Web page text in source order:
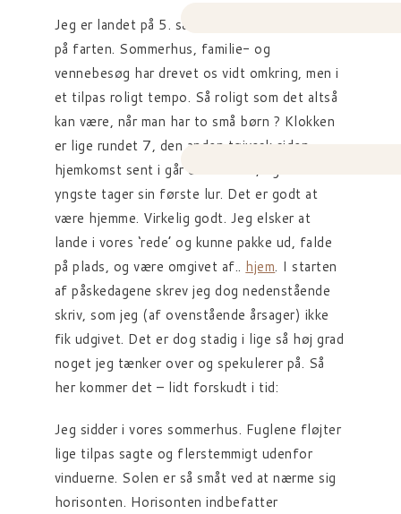
Jeg er landet på 5. sal igen efter en lille uge
på farten. Sommerhus, familie- og
vennebesøg har drevet os vidt omkring, men i
et tilpas roligt tempo. Så roligt som det altså
kan være, når man har to små børn ? Klokken
er lige rundet 7, den anden tøjvask siden
hjemkomst sent i går er sat over, og min
yngste tager sin første lur. Det er godt at
være hjemme. Virkelig godt. Jeg elsker at
lande i vores ‘rede’ og kunne pakke ud, falde
på plads, og være omgivet af.. hjem. I starten
af påskedagene skrev jeg dog nedenstående
skriv, som jeg (af ovenstående årsager) ikke
fik udgivet. Det er dog stadig i lige så høj grad
noget jeg tænker over og spekulerer på. Så
her kommer det – lidt forskudt i tid:
Jeg sidder i vores sommerhus. Fuglene fløjter
lige tilpas sagte og flerstemmigt udenfor
vinduerne. Solen er så småt ved at nærme sig
horisonten. Horisonten indbefatter